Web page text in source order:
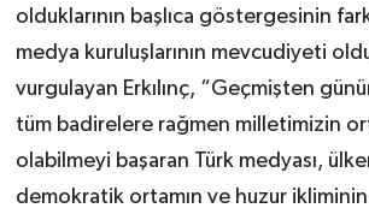
olduklarının başlıca göstergesinin
medya kuruluşlarının mevcudiyeti
vurgulayan Erkılınç, “Geçmişten
tüm badirelere rağmen milletimizin
olabilmeyi başaran Türk medyası,
demokratik ortamın ve huzur